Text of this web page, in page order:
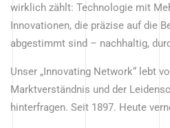
wirklich zählt: Technologie mit
Innovationen, die präzise auf die
abgestimmt sind – nachhaltig,
Unser „Innovating Network“ lebt
Marktverständnis und der
hinterfragen. Seit 1897. Heute